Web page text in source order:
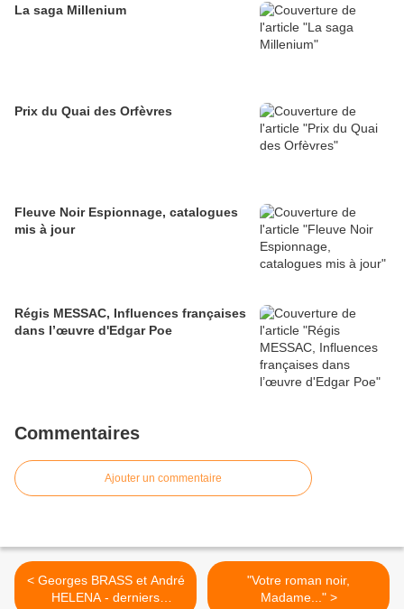
La saga Millenium
Prix du Quai des Orfèvres
Fleuve Noir Espionnage, catalogues
mis à jour
Régis MESSAC, Influences françaises
dans l’œuvre d'Edgar Poe
Commentaires
Ajouter un commentaire
< Georges BRASS et André
HELENA - derniers
"Votre roman noir,
Madame..." >